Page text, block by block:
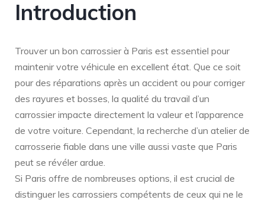
Introduction
Trouver un bon carrossier à Paris est essentiel pour
maintenir votre véhicule en excellent état. Que ce soit
pour des réparations après un accident ou pour corriger
des rayures et bosses, la qualité du travail d’un
carrossier impacte directement la valeur et l’apparence
de votre voiture. Cependant, la recherche d’un atelier de
carrosserie fiable dans une ville aussi vaste que Paris
peut se révéler ardue.
Si Paris offre de nombreuses options, il est crucial de
distinguer les carrossiers compétents de ceux qui ne le